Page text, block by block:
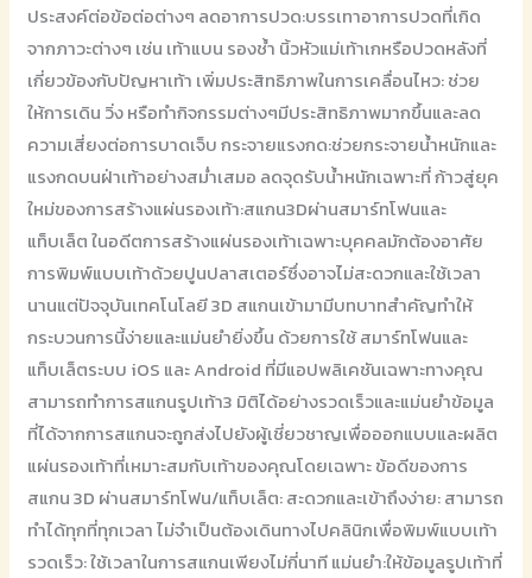
ประสงค์ต่อข้อต่อต่างๆ ลดอาการปวด:บรรเทาอาการปวดที่เกิด
จากภาวะต่างๆ เช่น เท้าแบน รองช้ำ นิ้วหัวแม่เท้าเกหรือปวดหลังที่
เกี่ยวข้องกับปัญหาเท้า เพิ่มประสิทธิภาพในการเคลื่อนไหว: ช่วย
ให้การเดิน วิ่ง หรือทำกิจกรรมต่างๆมีประสิทธิภาพมากขึ้นและลด
ความเสี่ยงต่อการบาดเจ็บ กระจายแรงกด:ช่วยกระจายน้ำหนักและ
แรงกดบนฝ่าเท้าอย่างสม่ำเสมอ ลดจุดรับน้ำหนักเฉพาะที่ ก้าวสู่ยุค
ใหม่ของการสร้างแผ่นรองเท้า:สแกน3Dผ่านสมาร์ทโฟนและ
แท็บเล็ต ในอดีตการสร้างแผ่นรองเท้าเฉพาะบุคคลมักต้องอาศัย
การพิมพ์แบบเท้าด้วยปูนปลาสเตอร์ซึ่งอาจไม่สะดวกและใช้เวลา
นานแต่ปัจจุบันเทคโนโลยี 3D สแกนเข้ามามีบทบาทสำคัญทำให้
กระบวนการนี้ง่ายและแม่นยำยิ่งขึ้น ด้วยการใช้ สมาร์ทโฟนและ
แท็บเล็ตระบบ iOS และ Android ที่มีแอปพลิเคชันเฉพาะทางคุณ
สามารถทำการสแกนรูปเท้า3 มิติได้อย่างรวดเร็วและแม่นยำข้อมูล
ที่ได้จากการสแกนจะถูกส่งไปยังผู้เชี่ยวชาญเพื่อออกแบบและผลิต
แผ่นรองเท้าที่เหมาะสมกับเท้าของคุณโดยเฉพาะ ข้อดีของการ
สแกน 3D ผ่านสมาร์ทโฟน/แท็บเล็ต: สะดวกและเข้าถึงง่าย: สามารถ
ทำได้ทุกที่ทุกเวลา ไม่จำเป็นต้องเดินทางไปคลินิกเพื่อพิมพ์แบบเท้า
รวดเร็ว: ใช้เวลาในการสแกนเพียงไม่กี่นาที แม่นยำ:ให้ข้อมูลรูปเท้าที่